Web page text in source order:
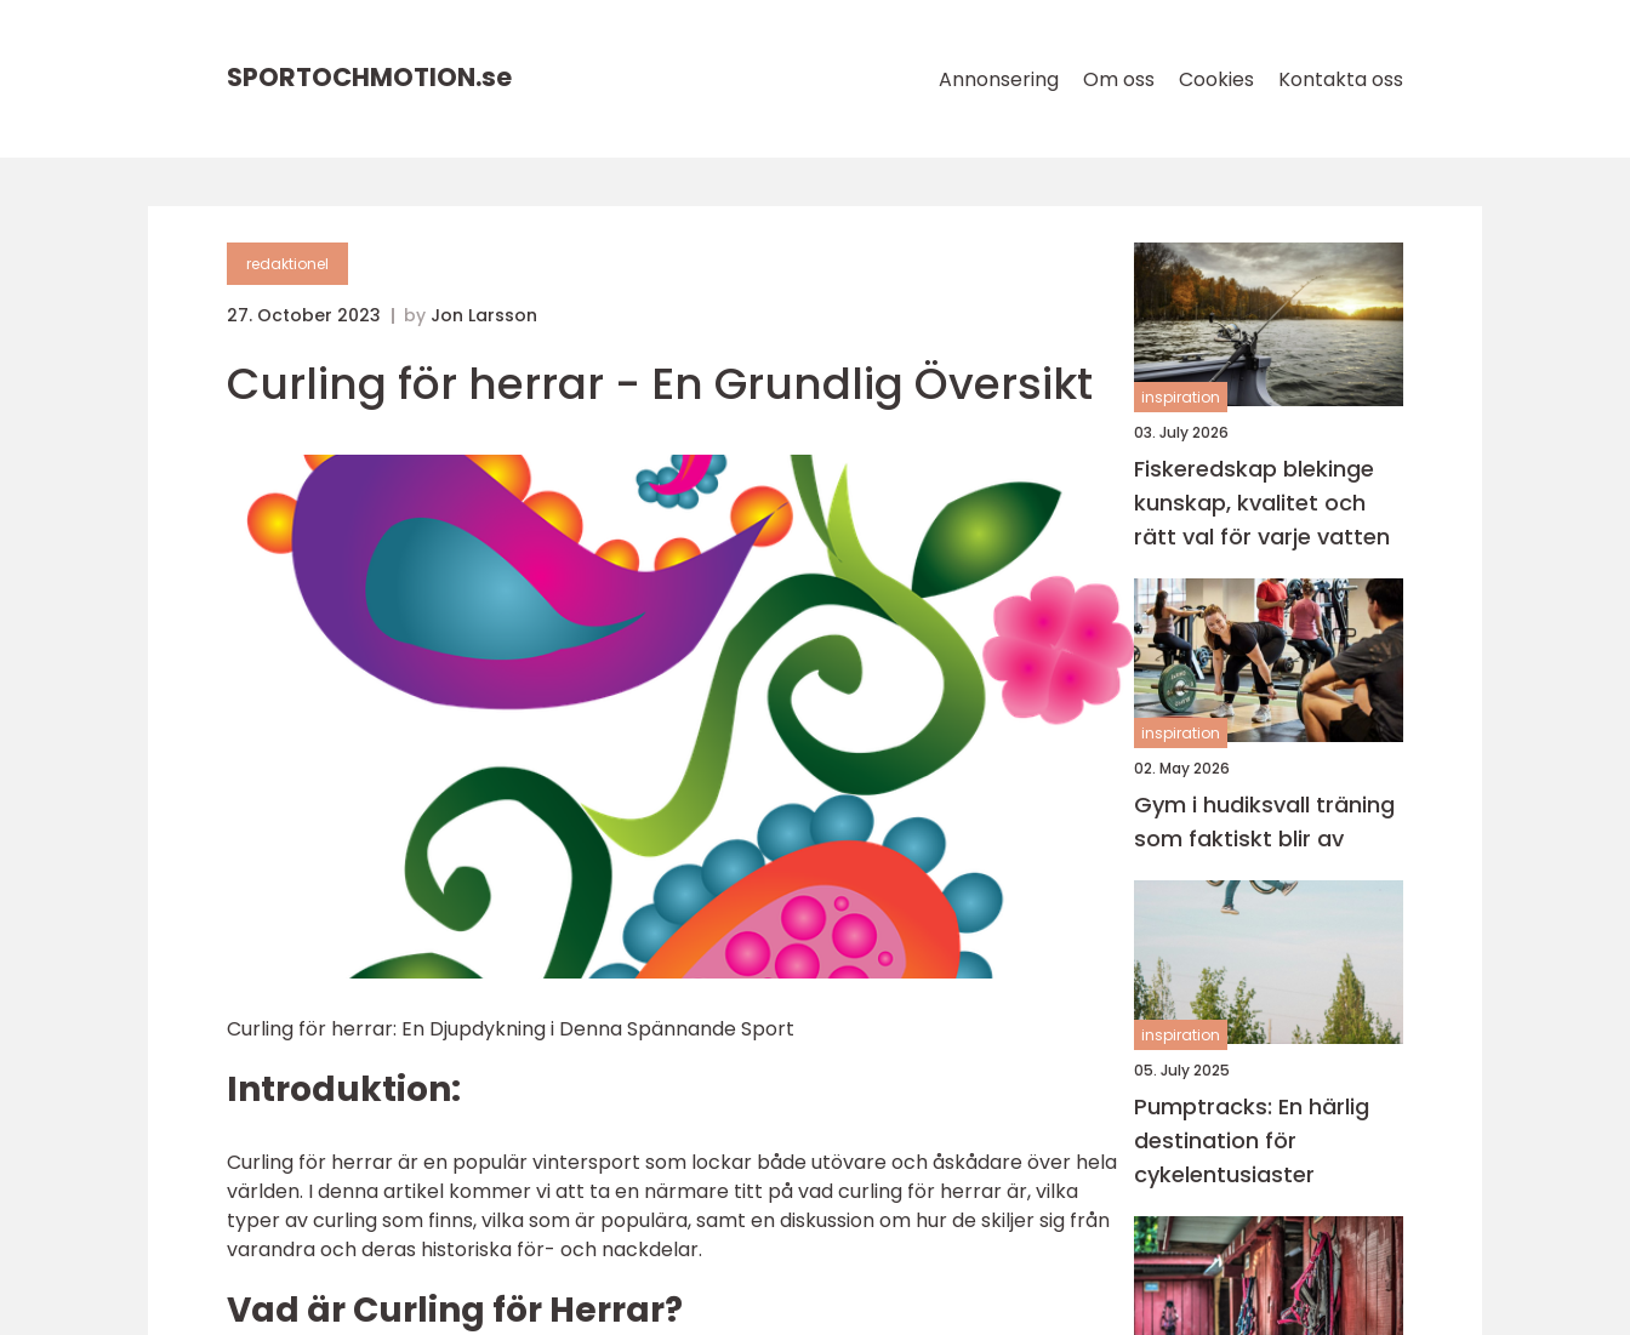
SPORTOCHMOTION.se Annonsering Om oss Cookies Kontakta oss
redaktionel
27. October 2023 by Jon Larsson
Curling för herrar - En Grundlig Översikt
Curling för herrar: En Djupdykning i Denna Spännande Sport
Introduktion:
Curling för herrar är en populär vintersport som lockar både utövare och åskådare över hela
världen. I denna artikel kommer vi att ta en närmare titt på vad curling för herrar är, vilka
typer av curling som finns, vilka som är populära, samt en diskussion om hur de skiljer sig från
varandra och deras historiska för- och nackdelar.
Vad är Curling för Herrar?
inspiration
03. July 2026
Fiskeredskap blekinge
kunskap, kvalitet och
rätt val för varje vatten
inspiration
02. May 2026
Gym i hudiksvall träning
som faktiskt blir av
inspiration
05. July 2025
Pumptracks: En härlig
destination för
cykelentusiaster